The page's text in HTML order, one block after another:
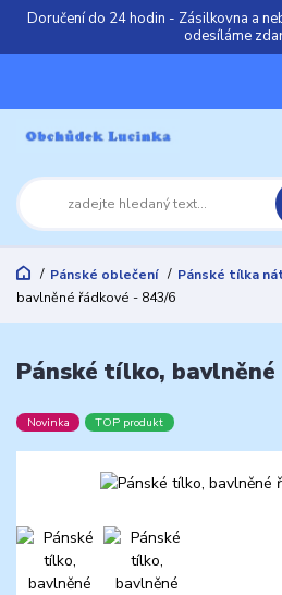
Doručení do 24 hodin - Zásilkovna a
odesíláme
Pánské oblečení Pánské tílka
bavlněné řádkové - 843/6
Pánské tílko,
Novinka TOP produkt